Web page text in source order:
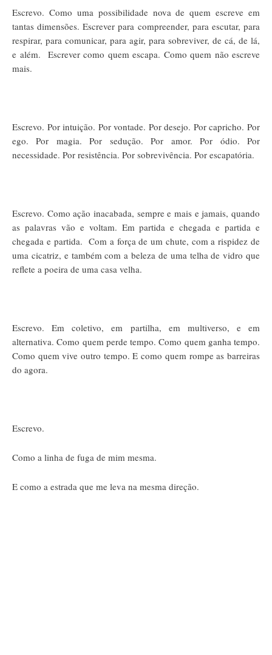
Escrevo. Como uma possibilidade nova de quem escreve em
tantas dimensões. Escrever para compreender, para escutar, para
respirar, para comunicar, para agir, para sobreviver, de cá, de lá,
e além.
Escrever como quem escapa. Como quem não escreve
mais.
Escrevo. Por intuição. Por vontade. Por desejo. Por capricho. Por
ego. Por magia. Por sedução. Por amor. Por ódio. Por
necessidade. Por resistência. Por sobrevivência. Por escapatória.
Escrevo. Como ação inacabada, sempre e mais e jamais, quando
as palavras vão e voltam. Em partida e chegada e partida e
chegada e partida. Com a força de um chute, com a rispidez de
uma cicatriz, e também com a beleza de uma telha de vidro que
reflete a poeira de uma casa velha.
Escrevo. Em coletivo, em partilha, em multiverso, e em
alternativa. Como quem perde tempo. Como quem ganha tempo.
Como quem vive outro tempo. E como quem rompe as barreiras
do agora.
Escrevo.
Como a linha de fuga de mim mesma.
E como a estrada que me leva na mesma direção.